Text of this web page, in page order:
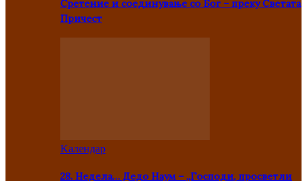
Сретение и соединување со Бог – преку Светата
Причест
Kалендар
28. Недела… Дедо Наум – „Господи, просветли